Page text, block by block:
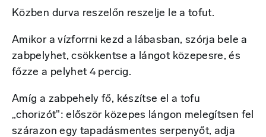
Közben durva reszelőn reszelje le a tofut.
Amikor a vízforrni kezd a lábasban, szórja bele a
zabpelyhet, csökkentse a lángot közepesre, és
főzze a pelyhet 4 percig.
Amíg a zabpehely fő, készítse el a tofu
„chorizót": először közepes lángon melegítsen fel
szárazon egy tapadásmentes serpenyőt, adja